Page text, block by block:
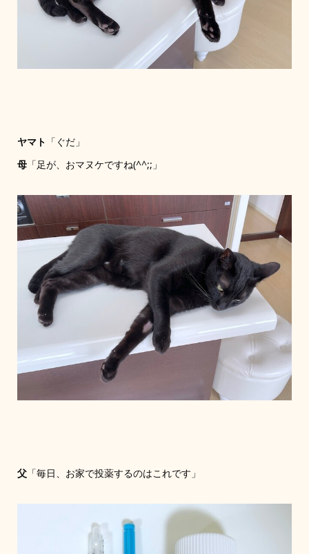
ヤマト 「ぐだ」
母「足が、おマヌケですね(^^;;」
父「毎日、お家で投薬するのはこれです」